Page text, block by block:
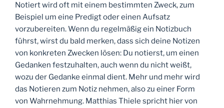
Notiert wird oft mit einem bestimmten Zweck, zum
Beispiel um eine Predigt oder einen Aufsatz
vorzubereiten. Wenn du regelmäßig ein Notizbuch
führst, wirst du bald merken, dass sich deine Notizen
von konkreten Zwecken lösen: Du notierst, um einen
Gedanken festzuhalten, auch wenn du nicht weißt,
wozu der Gedanke einmal dient. Mehr und mehr wird
das Notieren zum Notiz nehmen, also zu einer Form
von Wahrnehmung. Matthias Thiele spricht hier von